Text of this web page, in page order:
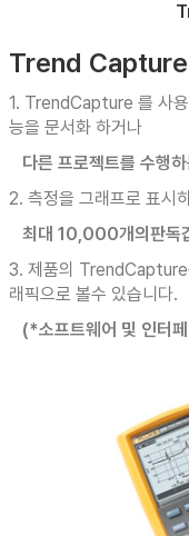
Trend Capture
1. TrendCapture 를 사용
능을 문서화 하거나
다른 프로젝트를 수행
2. 측정을 그래프로 표시
최대 10,000개의판독
3. 제품의 TrendCapture
래픽으로 볼수 있습니다.
(*소프트웨어 및 인터